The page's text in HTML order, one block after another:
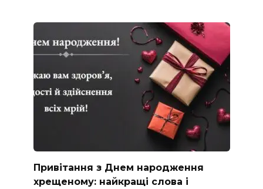
Привітання з Днем народження
хрещеному: найкращі слова і